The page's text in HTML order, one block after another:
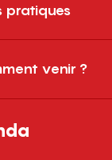
pratiques
venir ?